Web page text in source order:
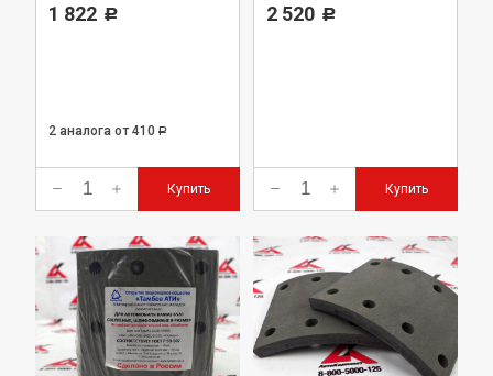
1 822 Р
2 аналога от 410 Р
Купить
2 520 Р
Купить